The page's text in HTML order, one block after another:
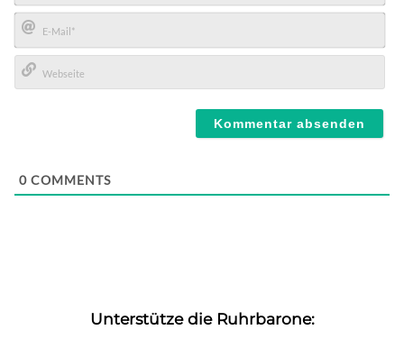
Name*
E-
Mail*
0 COMMENTS
Unterstütze die Ruhrbarone: